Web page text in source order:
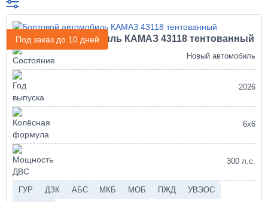
Под заказ до 10 дней
Бортовой автомобиль КАМАЗ 43118 тентованный
Новый автомобиль
2026
6х6
300 л.с.
ГУР ДЗК АБС МКБ МОБ ПЖД
УВЭОС